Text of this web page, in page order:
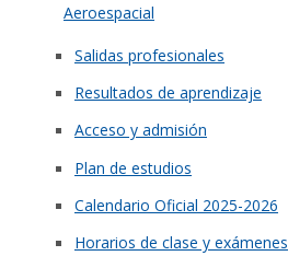
Aeroespacial
Salidas profesionales
Resultados de aprendizaje
Acceso y admisión
Plan de estudios
Calendario Oficial 2025-2026
Horarios de clase y exámenes